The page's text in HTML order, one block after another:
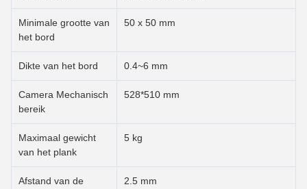
Minimale grootte van
het bord
50 x 50 mm
Dikte van het bord 0.4~6 mm
Camera Mechanisch
bereik
528*510 mm
Maximaal gewicht
van het plank
5 kg
Afstand van de
2.5 mm